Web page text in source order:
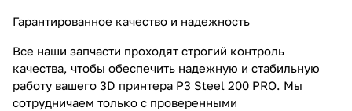
Гарантированное качество и надежность
Все наши запчасти проходят строгий контроль
качества, чтобы обеспечить надежную и стабильную
работу вашего 3D принтера P3 Steel 200 PRO. Мы
сотрудничаем только с проверенными